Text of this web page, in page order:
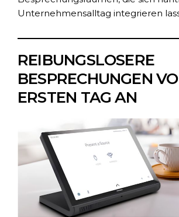
Unternehmensalltag integrieren
REIBUNGSLOSERE
BESPRECHUNGEN
ERSTEN TAG AN